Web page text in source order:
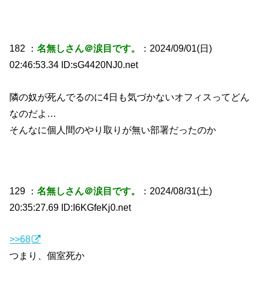
182 ：名無しさん＠涙目です。
：2024/09/01(日)
02:46:53.34 ID:sG4420NJ0.net
隣の奴が死んでるのに4日も気づかないオフィスってどん
なのだよ…
そんなに個人間のやり取りが無い部署だったのか
129 ：名無しさん＠涙目です。
：2024/08/31(土)
20:35:27.69 ID:I6KGfeKj0.net
>>68
つまり、個室死か